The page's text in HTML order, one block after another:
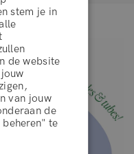
stem je in
de website
van jouw
de
te